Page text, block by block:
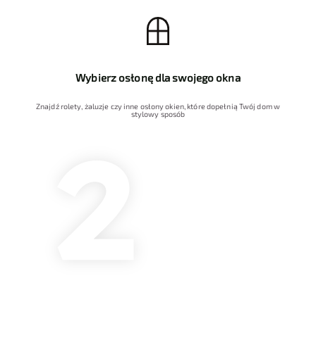
Wybierz osłonę dla swojego okna
Znajdź rolety, żaluzje czy inne osłony okien, które dopełnią Twój dom w
stylowy sposób